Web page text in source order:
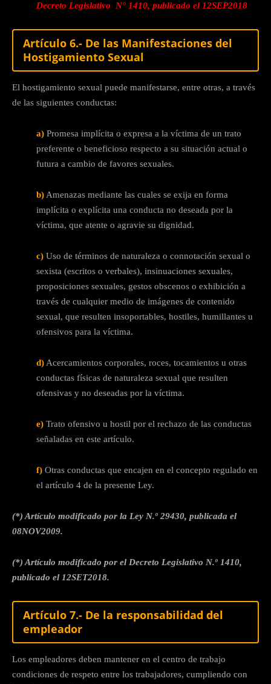
Decreto Legislativo N° 1410, publicado el 12SEP2018
Artículo 6.- De las Manifestaciones del
Hostigamiento Sexual
El hostigamiento sexual puede manifestarse, entre otras, a través
de las siguientes conductas:
a) Promesa implícita o expresa a la víctima de un trato
preferente o beneficioso respecto a su situación actual o
futura a cambio de favores sexuales.
b)Amenazas mediante las cuales se exija en forma
implícita o explícita una conducta no deseada por la
víctima, que atente o agravie su dignidad.
c) Uso de términos de naturaleza o connotación sexual o
sexista (escritos o verbales), insinuaciones sexuales,
proposiciones sexuales, gestos obscenos o exhibición a
través de cualquier medio de imágenes de contenido
sexual, que resulten insoportables, hostiles, humillantes u
ofensivos para la víctima.
d)Acercamientos corporales, roces, tocamientos u otras
conductas físicas de naturaleza sexual que resulten
ofensivas y no deseadas por la víctima.
e) Trato ofensivo u hostil por el rechazo de las conductas
señaladas en este artículo.
f) Otras conductas que encajen en el concepto regulado en
el artículo 4 de la presente Ley.
(*) Artículo modificado por la Ley N.º 29430, publicada el
08NOV2009.
(*) Artículo modificado por el Decreto Legislativo N.º 1410,
publicado el 12SET2018.
Artículo 7.- De la responsabilidad del
empleador
Los empleadores deben mantener en el centro de trabajo
condiciones de respeto entre los trabajadores, cumpliendo con